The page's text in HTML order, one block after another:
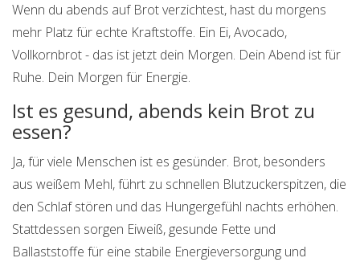
Wenn du abends auf Brot verzichtest, hast du morgens
mehr Platz für echte Kraftstoffe. Ein Ei, Avocado,
Vollkornbrot - das ist jetzt dein Morgen. Dein Abend ist für
Ruhe. Dein Morgen für Energie.
Ist es gesund, abends kein Brot zu
essen?
Ja, für viele Menschen ist es gesünder. Brot, besonders
aus weißem Mehl, führt zu schnellen Blutzuckerspitzen, die
den Schlaf stören und das Hungergefühl nachts erhöhen.
Stattdessen sorgen Eiweiß, gesunde Fette und
Ballaststoffe für eine stabile Energieversorgung und